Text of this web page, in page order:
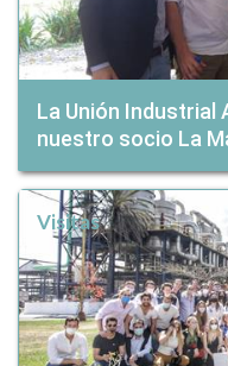
La Unión Industrial
nuestro socio La
Visitas